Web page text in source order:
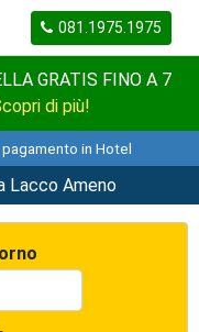
081.1975.1975
GRATIS FINO A 7
di più!
in Hotel
Ameno